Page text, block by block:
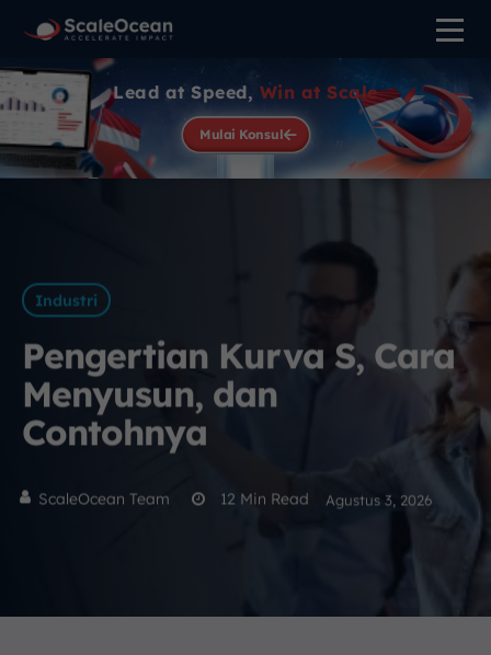
Lead at Speed, Win at Scale
Mulai Konsul
Industri
Pengertian Kurva S, Cara
Menyusun, dan
Contohnya
ScaleOcean Team 12 Min Read Agustus 3, 2026